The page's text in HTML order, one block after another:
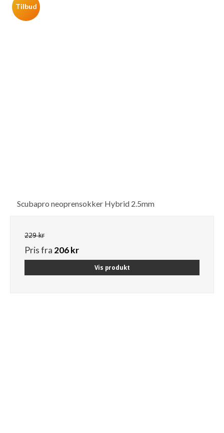
Tilbud
Scubapro neoprensokker Hybrid 2.5mm
229 kr
Pris fra 206 kr
Vis produkt